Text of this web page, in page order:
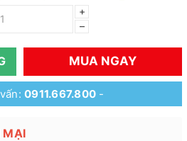
+
–
MUA NGAY
0911.667.800 -
MẠI